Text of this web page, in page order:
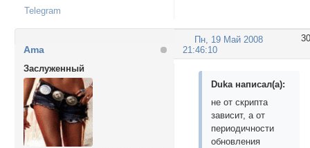
Telegram
30
Пн, 19 Май 2008
21:46:10
Ama
Заслуженный
Duka написал(а):
не от скрипта
зависит, а от
периодичности
обновления